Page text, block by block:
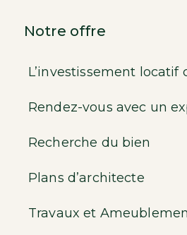
Notre offre
L’investissement locatif
Rendez-vous avec un
Recherche du bien
Plans d’architecte
Travaux et